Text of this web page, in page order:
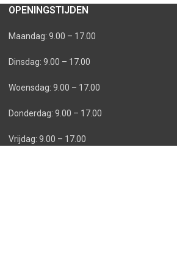
OPENINGSTIJDEN
Maandag: 9.00 – 17.00
Dinsdag: 9.00 – 17.00
Woensdag: 9.00 – 17.00
Donderdag: 9.00 – 17.00
Vrijdag: 9.00 – 17.00